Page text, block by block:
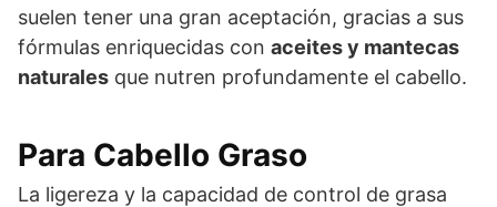
suelen tener una gran aceptación, gracias a sus
fórmulas enriquecidas con aceites y mantecas
naturales que nutren profundamente el cabello.
Para Cabello Graso
La ligereza y la capacidad de control de grasa